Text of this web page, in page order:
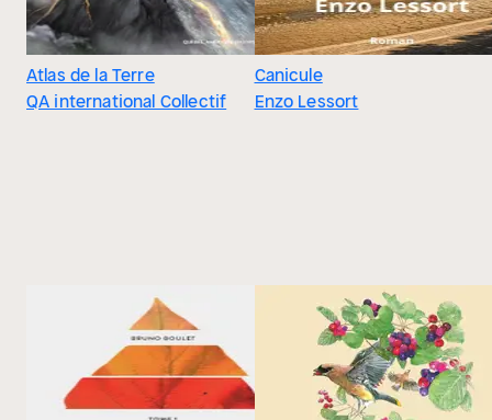
Atlas de la Terre
QA international Collectif
Canicule
Enzo Lessort